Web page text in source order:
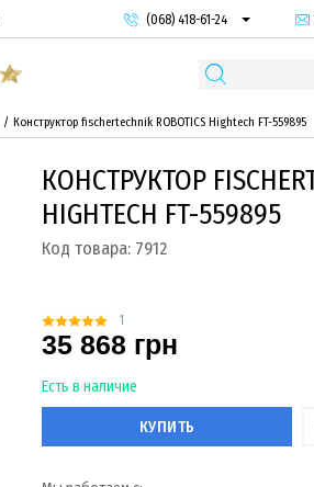
(068) 418-61-24
(095) 987-29-55
Конструктор fischertechnik ROBOTICS Hightech FT-559895
КОНСТРУКТОР
HIGHTECH FT-559895
Код товара: 7912
1
35 868 грн
Есть в наличие
КУПИТЬ